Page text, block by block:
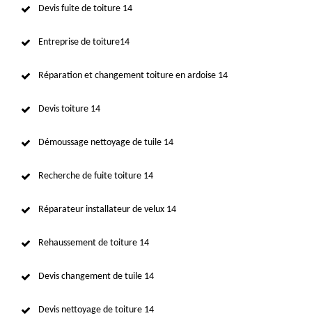
Devis fuite de toiture 14
Entreprise de toiture14
Réparation et changement toiture en ardoise 14
Devis toiture 14
Démoussage nettoyage de tuile 14
Recherche de fuite toiture 14
Réparateur installateur de velux 14
Rehaussement de toiture 14
Devis changement de tuile 14
Devis nettoyage de toiture 14